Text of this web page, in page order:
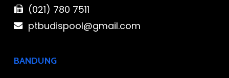
(021) 780 7511
ptbudispool@gmail.com
BANDUNG